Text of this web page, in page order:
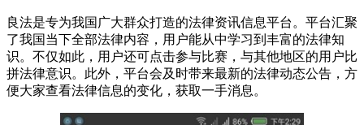
良法是专为我国广大群众打造的法律资讯信息平台。平台汇聚
了我国当下全部法律内容，用户能从中学习到丰富的法律知
识。不仅如此，用户还可点击参与比赛，与其他地区的用户比
拼法律意识。此外，平台会及时带来最新的法律动态公告，方
便大家查看法律信息的变化，获取一手消息。